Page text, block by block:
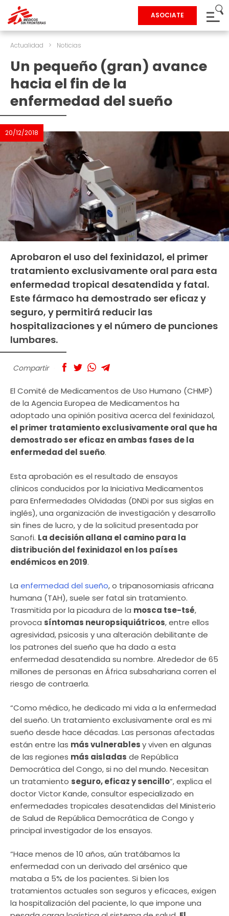
ASOCIATE
Actualidad > Noticias
Un pequeño (gran) avance
hacia el fin de la
enfermedad del sueño
20/12/2018
Aprobaron el uso del fexinidazol, el primer
tratamiento exclusivamente oral para esta
enfermedad tropical desatendida y fatal.
Este fármaco ha demostrado ser eficaz y
seguro, y permitirá reducir las
hospitalizaciones y el número de punciones
lumbares.
Compartir
El Comité de Medicamentos de Uso Humano (CHMP)
de la Agencia Europea de Medicamentos ha
adoptado una opinión positiva acerca del fexinidazol,
el primer tratamiento exclusivamente oral que ha
demostrado ser eficaz en ambas fases de la
enfermedad del sueño.
Esta aprobación es el resultado de ensayos
clínicos conducidos por la Iniciativa Medicamentos
para Enfermedades Olvidadas (DNDi por sus siglas en
inglés), una organización de investigación y desarrollo
sin fines de lucro, y de la solicitud presentada por
Sanofi. La decisión allana el camino para la
distribución del fexinidazol en los países
endémicos en 2019.
La enfermedad del sueño, o tripanosomiasis africana
humana (TAH), suele ser fatal sin tratamiento.
Trasmitida por la picadura de la mosca tse-tsé,
provoca síntomas neuropsiquiátricos, entre ellos
agresividad, psicosis y una alteración debilitante de
los patrones del sueño que ha dado a esta
enfermedad desatendida su nombre. Alrededor de 65
millones de personas en África subsahariana corren el
riesgo de contraerla.
“Como médico, he dedicado mi vida a la enfermedad
del sueño. Un tratamiento exclusivamente oral es mi
sueño desde hace décadas. Las personas afectadas
están entre las más vulnerablesy viven en algunas
de las regiones más aisladas de República
Democrática del Congo, si no del mundo. Necesitan
un tratamiento seguro, eficaz y sencillo”, explica el
doctor Victor Kande, consultor especializado en
enfermedades tropicales desatendidas del Ministerio
de Salud de República Democrática de Congo y
principal investigador de los ensayos.
“Hace menos de 10 años, aún tratábamos la
enfermedad con un derivado del arsénico que
mataba a 5% de los pacientes. Si bien los
tratamientos actuales son seguros y eficaces, exigen
la hospitalización del paciente, lo que impone una